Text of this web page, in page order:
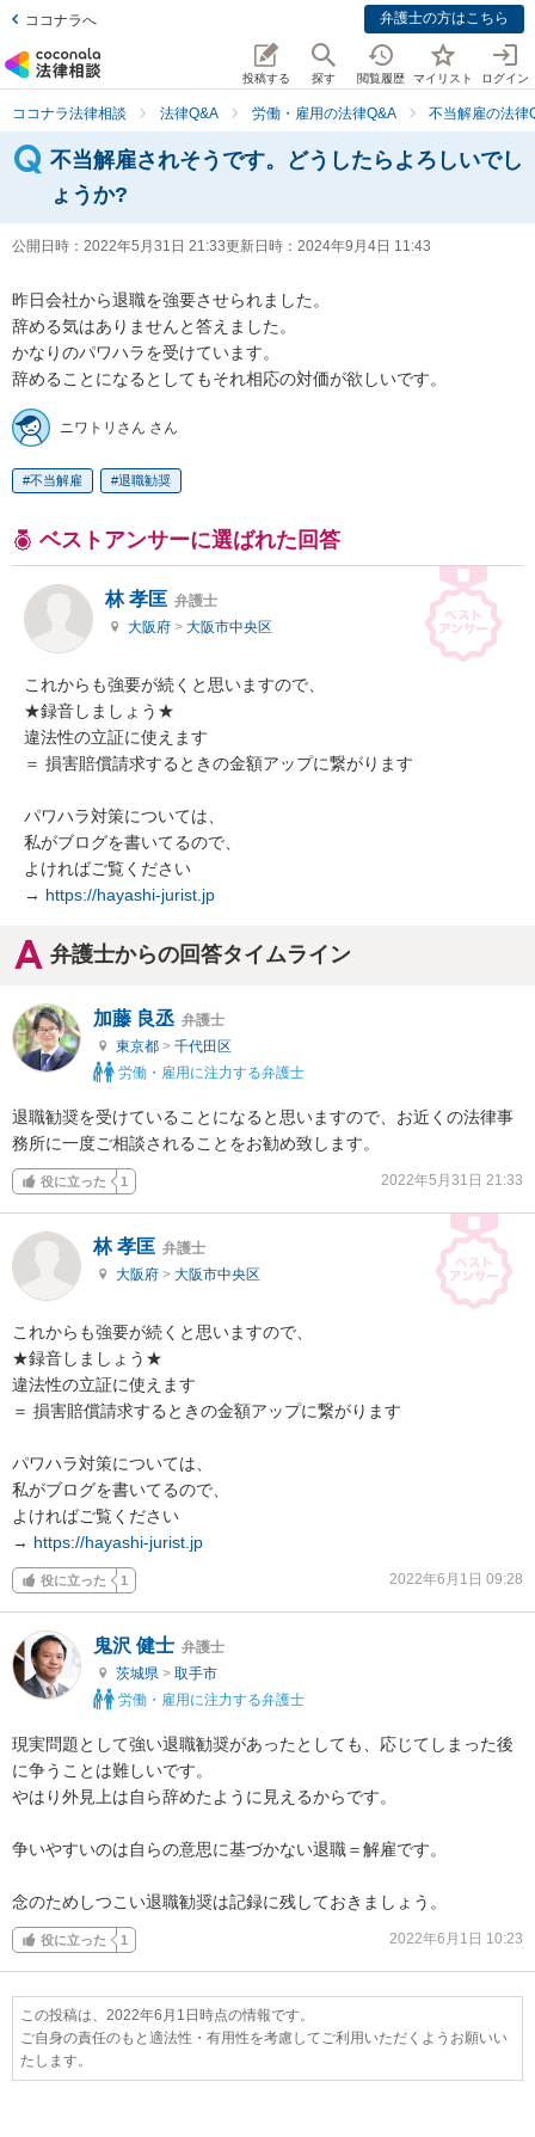
ココナラへ 弁護士の方はこちら
投稿する 探す 閲覧履歴 マイリスト ログイン
ココナラ法律相談 法律Q&A 労働・雇用の法律Q&A 不当解雇の法律
不当解雇されそうです。どうしたらよろしいでし
ょうか?
公開日時： 2022年5月31日 21:33更新日時： 2024年9月4日 11:43
昨日会社から退職を強要させられました。
辞める気はありませんと答えました。
かなりのパワハラを受けています。
辞めることになるとしてもそれ相応の対価が欲しいです。
ニワトリさん さん
不当解雇 退職勧奨
ベストアンサーに選ばれた回答
林 孝匡 弁護士
大阪府 > 大阪市中央区
これからも強要が続くと思いますので、
★録音しましょう★
違法性の立証に使えます
＝ 損害賠償請求するときの金額アップに繋がります
パワハラ対策については、
私がブログを書いてるので、
よければご覧ください
→ https://hayashi-jurist.jp
弁護士からの回答タイムライン
加藤 良丞 弁護士
東京都 > 千代田区
労働・雇用に注力する弁護士
退職勧奨を受けていることになると思いますので、お近くの法律事
務所に一度ご相談されることをお勧め致します。
役に立った 1 2022年5月31日 21:33
林 孝匡 弁護士
大阪府 > 大阪市中央区
これからも強要が続くと思いますので、
★録音しましょう★
違法性の立証に使えます
＝ 損害賠償請求するときの金額アップに繋がります
パワハラ対策については、
私がブログを書いてるので、
よければご覧ください
→ https://hayashi-jurist.jp
役に立った 1 2022年6月1日 09:28
鬼沢 健士 弁護士
茨城県 > 取手市
労働・雇用に注力する弁護士
現実問題として強い退職勧奨があったとしても、応じてしまった後
に争うことは難しいです。
やはり外見上は自ら辞めたように見えるからです。
争いやすいのは自らの意思に基づかない退職＝解雇です。
念のためしつこい退職勧奨は記録に残しておきましょう。
役に立った 1 2022年6月1日 10:23
この投稿は、2022年6月1日時点の情報です。
ご自身の責任のもと適法性・有用性を考慮してご利用いただくようお願いい
たします。